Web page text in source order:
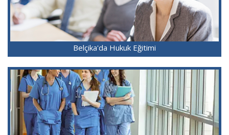
Belçika'da Hukuk Eğitimi